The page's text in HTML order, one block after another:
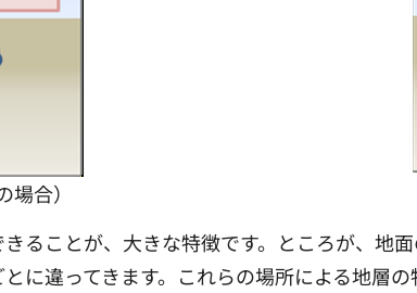
合）
ることが、大きな特徴です。ところが、地
に違ってきます。これらの場所による地層